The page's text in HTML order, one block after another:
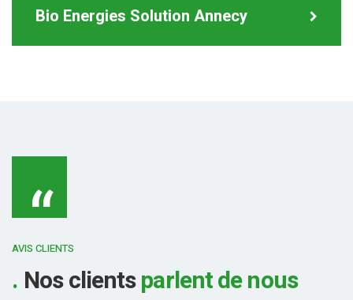
Bio Energies Solution Annecy
“
AVIS CLIENTS
Nos clientsparlent de nous